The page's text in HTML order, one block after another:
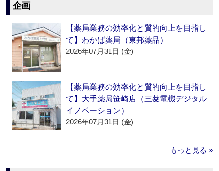
企画
【薬局業務の効率化と質的向上を目指し
て】わかば薬局（東邦薬品）
2026年07月31日 (金)
【薬局業務の効率化と質的向上を目指し
て】大手薬局笹崎店（三菱電機デジタル
イノベーション）
2026年07月31日 (金)
もっと見る »